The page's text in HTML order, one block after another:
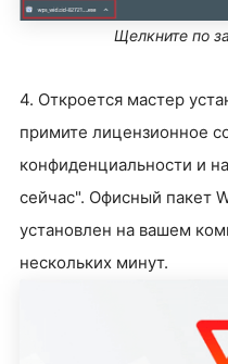
Щелкните по
4. Откроется мастер
примите лицензионное
конфиденциальности и
сейчас". Офисный пакет
установлен на вашем
нескольких минут.